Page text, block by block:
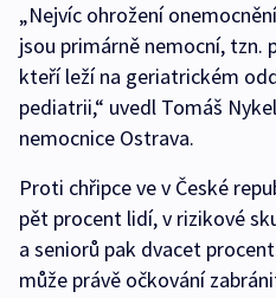
„Nejvíc ohrožení
jsou primárně nemocní, tzn.
kteří leží na geriatrickém
pediatrii,“ uvedl Tomáš
nemocnice Ostrava.
Proti chřipce ve v České
pět procent lidí, v rizikové
a seniorů pak dvacet
může právě očkování